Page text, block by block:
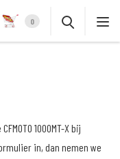
0
1000MT-X bij
in, dan nemen we